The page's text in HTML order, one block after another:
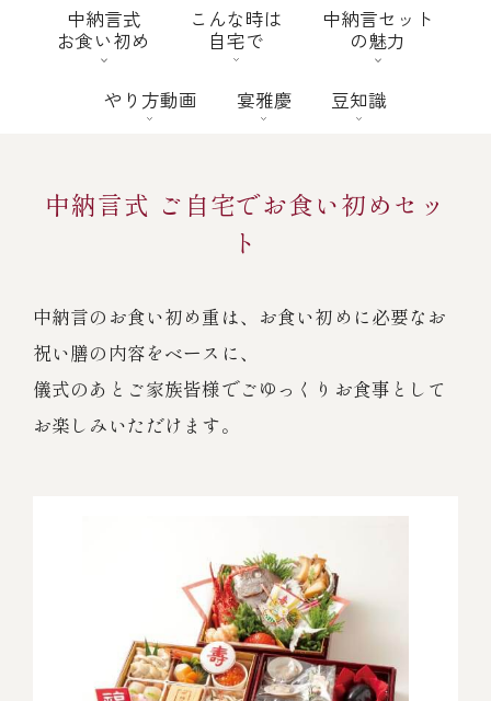
(中納言/鉄板焼ひかり)
鉄板焼ひかり
中納言
お弁当（冷凍）
ギフト/贈り物
～￥2,999
￥3,000～￥4,999
￥10,000～￥14,999
￥15,000～￥19,999
中納言式
お食い初め
こんな時は
自宅で
中納言セット
の魅力
やり方動画 宴雅慶 豆知識
中納言式 ご自宅でお食い初めセッ
ト
中納言のお食い初め重は、お食い初めに必要なお
祝い膳の内容をベースに、
儀式のあとご家族皆様でごゆっくりお食事として
お楽しみいただけます。